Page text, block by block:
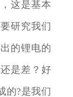
这是基本
研究我们
的锂电的
是差？好
的?是我们